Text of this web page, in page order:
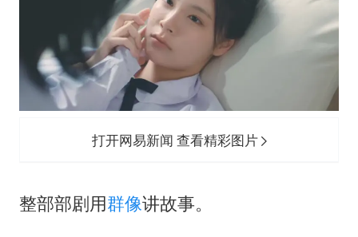
打开网易新闻 查看精彩图片
整部部剧用群像讲故事。